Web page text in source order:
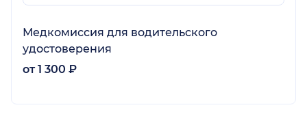
Медкомиссия для водительского
удостоверения
от 1 300 ₽